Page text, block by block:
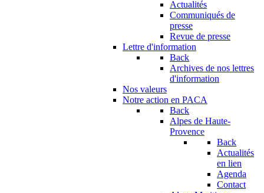
Actualités
Communiqués de
presse
Revue de presse
Lettre d'information
Back
Archives de nos lettres
d'information
Nos valeurs
Notre action en PACA
Back
Alpes de Haute-
Provence
Back
Actualités
en lien
Agenda
Contact